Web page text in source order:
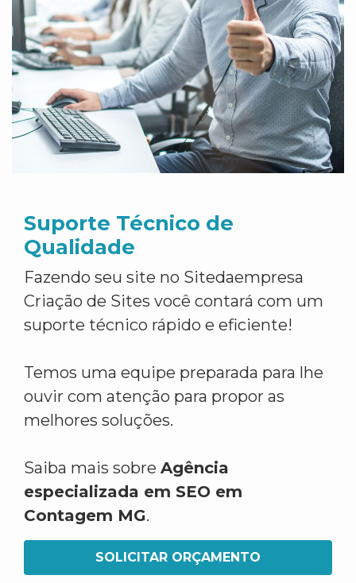
Suporte Técnico de
Qualidade
Fazendo seu site no Sitedaempresa
Criação de Sites você contará com um
suporte técnico rápido e eficiente!
Temos uma equipe preparada para lhe
ouvir com atenção para propor as
melhores soluções.
Saiba mais sobre Agência
especializada em SEO em
Contagem MG.
SOLICITAR ORÇAMENTO